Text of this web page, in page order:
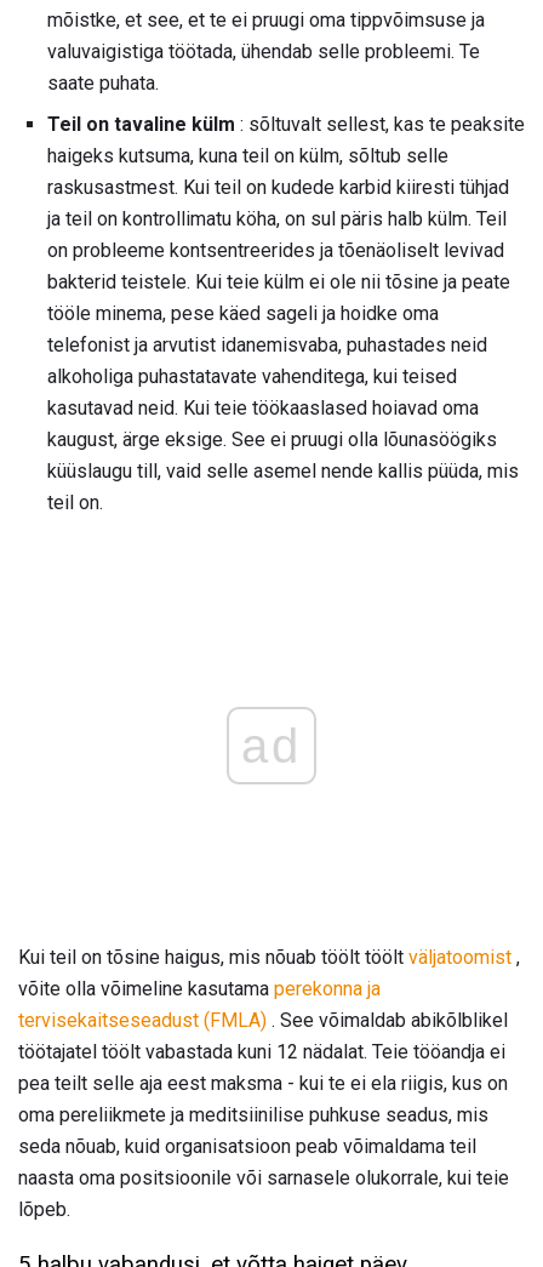
mõistke, et see, et te ei pruugi oma tippvõimsuse ja
valuvaigistiga töötada, ühendab selle probleemi. Te
saate puhata.
Teil on tavaline külm : sõltuvalt sellest, kas te peaksite
haigeks kutsuma, kuna teil on külm, sõltub selle
raskusastmest. Kui teil on kudede karbid kiiresti tühjad
ja teil on kontrollimatu köha, on sul päris halb külm. Teil
on probleeme kontsentreerides ja tõenäoliselt levivad
bakterid teistele. Kui teie külm ei ole nii tõsine ja peate
tööle minema, pese käed sageli ja hoidke oma
telefonist ja arvutist idanemisvaba, puhastades neid
alkoholiga puhastatavate vahenditega, kui teised
kasutavad neid. Kui teie töökaaslased hoiavad oma
kaugust, ärge eksige. See ei pruugi olla lõunasöögiks
küüslaugu till, vaid selle asemel nende kallis püüda, mis
teil on.
ad
Kui teil on tõsine haigus, mis nõuab töölt töölt väljatoomist ,
võite olla võimeline kasutama perekonna ja
tervisekaitseseadust (FMLA) . See võimaldab abikõlblikel
töötajatel töölt vabastada kuni 12 nädalat. Teie tööandja ei
pea teilt selle aja eest maksma - kui te ei ela riigis, kus on
oma pereliikmete ja meditsiinilise puhkuse seadus, mis
seda nõuab, kuid organisatsioon peab võimaldama teil
naasta oma positsioonile või sarnasele olukorrale, kui teie
lõpeb.